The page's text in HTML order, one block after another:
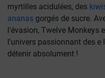
myrtilles acidulées, des
ananas gorgés de sucre.
l'évasion, Twelve Monkeys
l'univers passionnant des e
détenir absolument !